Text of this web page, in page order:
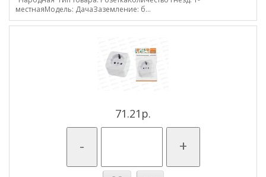
местнаяМодель: ДачаЗаземление: б...
71.21р.
- +